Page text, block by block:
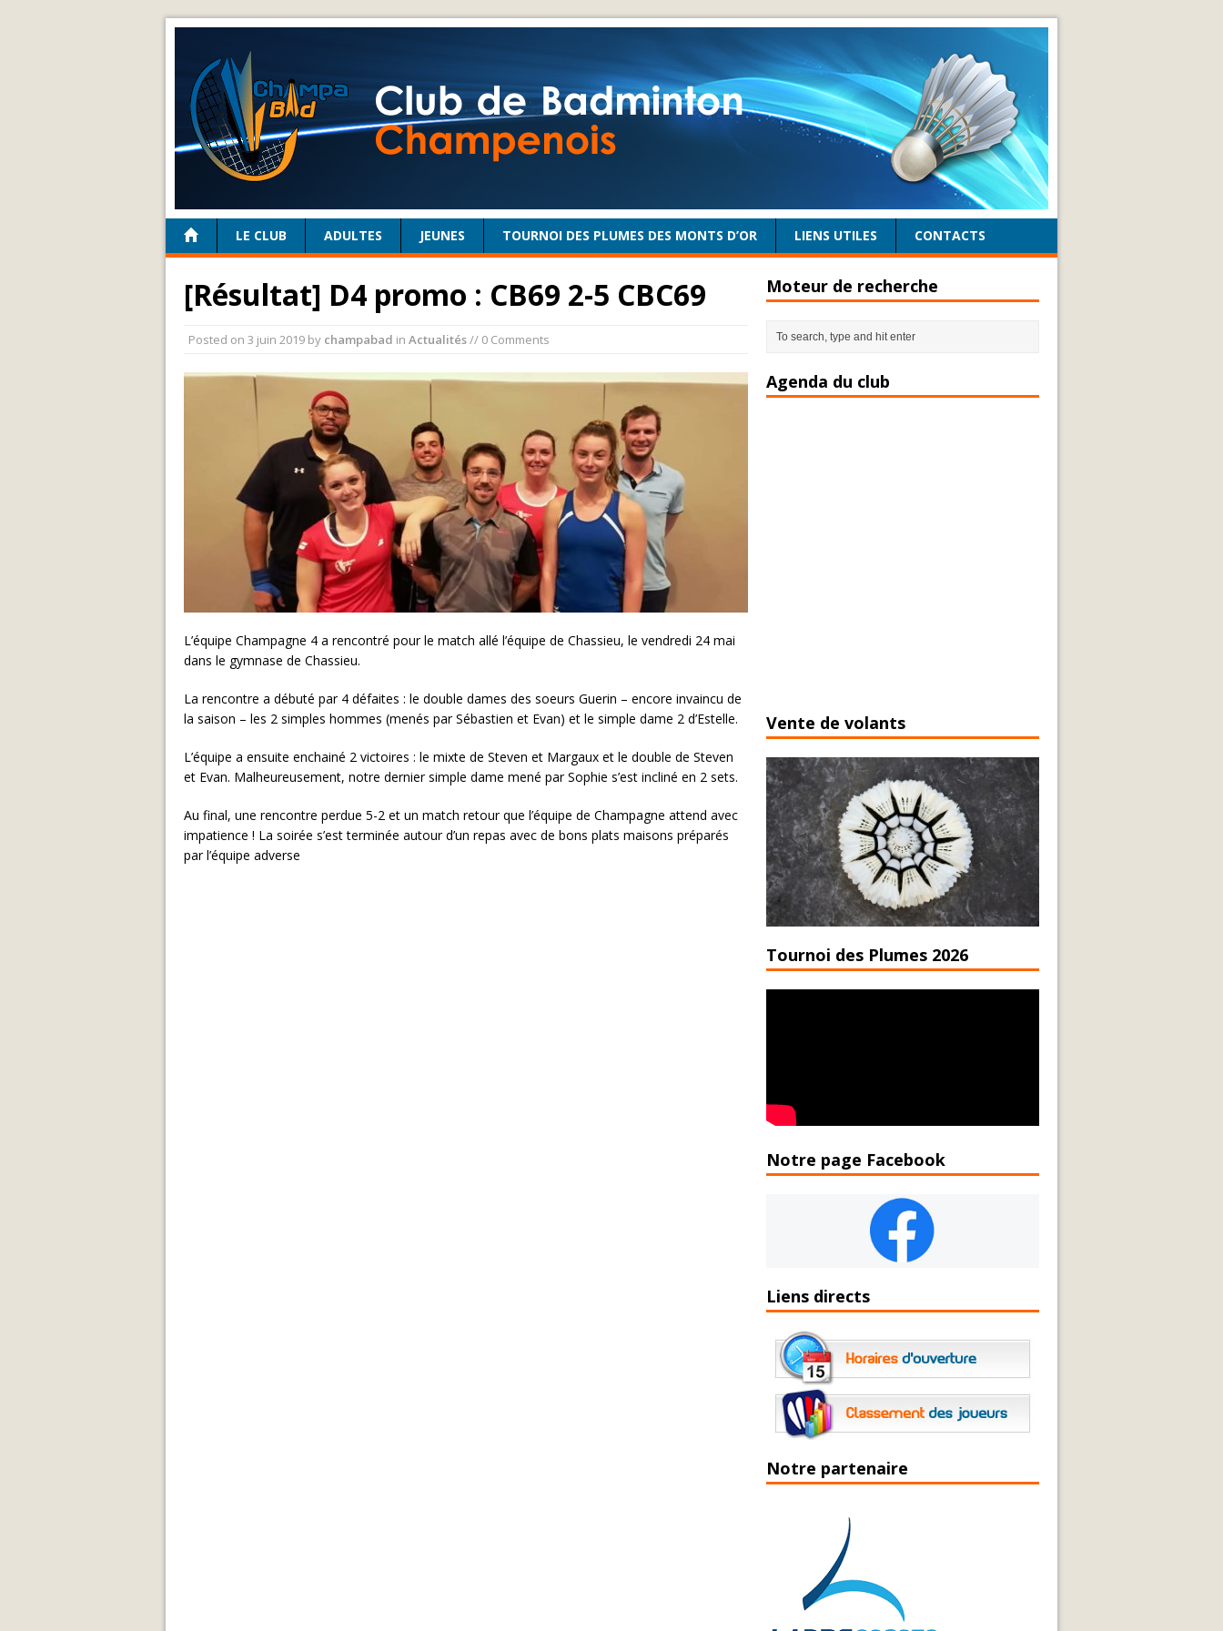
LE CLUB ADULTES JEUNES TOURNOI DES PLUMES DES MONTS D’OR LIENS UTILES CONTACTS
[Résultat] D4 promo : CB69 2-5 CBC69
Posted on 3 juin 2019 by champabad in Actualités// 0 Comments
L’équipe Champagne 4 a rencontré pour le match allé l’équipe de Chassieu, le vendredi 24 mai
dans le gymnase de Chassieu.
La rencontre a débuté par 4 défaites : le double dames des soeurs Guerin – encore invaincu de
la saison – les 2 simples hommes (menés par Sébastien et Evan) et le simple dame 2 d’Estelle.
L’équipe a ensuite enchainé 2 victoires : le mixte de Steven et Margaux et le double de Steven
et Evan. Malheureusement, notre dernier simple dame mené par Sophie s’est incliné en 2 sets.
Au final, une rencontre perdue 5-2 et un match retour que l’équipe de Champagne attend avec
impatience ! La soirée s’est terminée autour d’un repas avec de bons plats maisons préparés
par l’équipe adverse
Moteur de recherche
Agenda du club
Vente de volants
Tournoi des Plumes 2026
Notre page Facebook
Liens directs
Notre partenaire